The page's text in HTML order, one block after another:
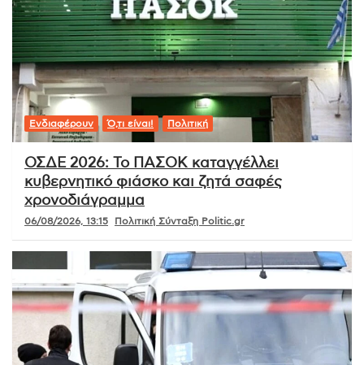
Ενδιαφέρουν Ό,τι είναι! Πολιτική
ΟΣΔΕ 2026: Το ΠΑΣΟΚ καταγγέλλει
κυβερνητικό φιάσκο και ζητά σαφές
χρονοδιάγραμμα
06/08/2026, 13:15 Πολιτική Σύνταξη Politic.gr